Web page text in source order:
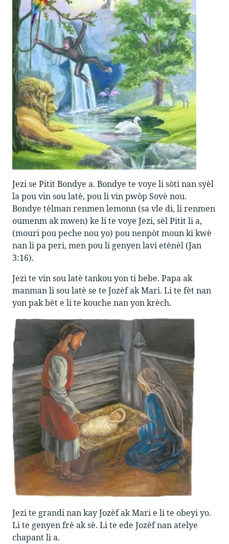
Jezi se Pitit Bondye a. Bondye te voye li sòti nan syèl
la pou vin sou latè, pou li vin pwòp Sovè nou.
Bondye tèlman renmen lemonn (sa vle di, li renmen
oumenm ak mwen) ke li te voye Jezi, sèl Pitit li a,
(mouri pou peche nou yo) pou nenpòt moun ki kwè
nan li pa peri, men pou li genyen lavi etènèl (Jan
3:16).
Jezi te vin sou latè tankou yon ti bebe. Papa ak
manman li sou latè se te Jozèf ak Mari. Li te fèt nan
yon pak bèt e li te kouche nan yon krèch.
Jezi te grandi nan kay Jozèf ak Mari e li te obeyi yo.
Li te genyen frè ak sè. Li te ede Jozèf nan atelye
chapant li a.